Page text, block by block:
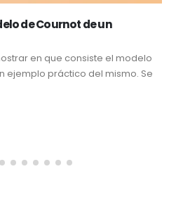
de Cournot de un
en que consiste el modelo
ejemplo práctico del mismo. Se